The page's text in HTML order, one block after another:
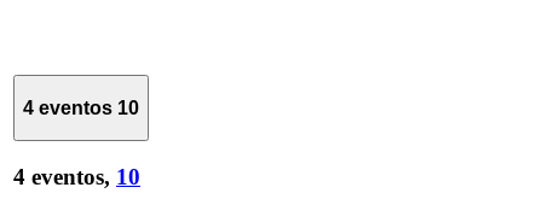
4 eventos 10
4 eventos, 10